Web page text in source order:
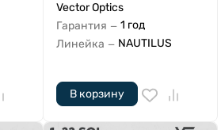
Vector Optics
Гарантия — 1 год
Линейка — NAUTILUS
В корзину